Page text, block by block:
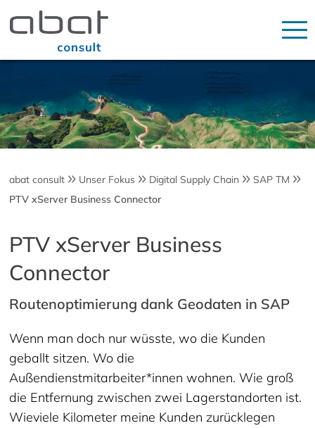
abat consult Unser Fokus Digital Supply Chain
SAP TM
PTV xServer Business Connector
PTV xServer Business
Connector
Routenoptimierung dank Geodaten in SAP
Wenn man doch nur wüsste, wo die Kunden
geballt sitzen. Wo die
Außendienstmitarbeiter*innen wohnen. Wie groß
die Entfernung zwischen zwei Lagerstandorten ist.
Wieviele Kilometer meine Kunden zurücklegen